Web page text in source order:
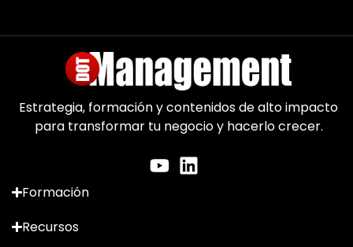
Estrategia, formación y contenidos de alto impacto
para transformar tu negocio y hacerlo crecer.
Formación
Recursos